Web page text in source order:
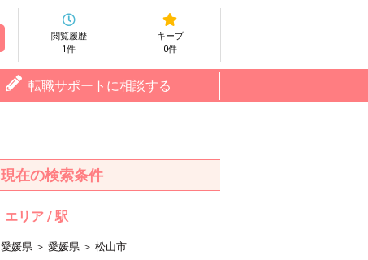
閲覧履歴
1件
キープ
0件
転職サポートに相談する
現在の検索条件
エリア / 駅
愛媛県 ＞ 愛媛県 ＞ 松山市